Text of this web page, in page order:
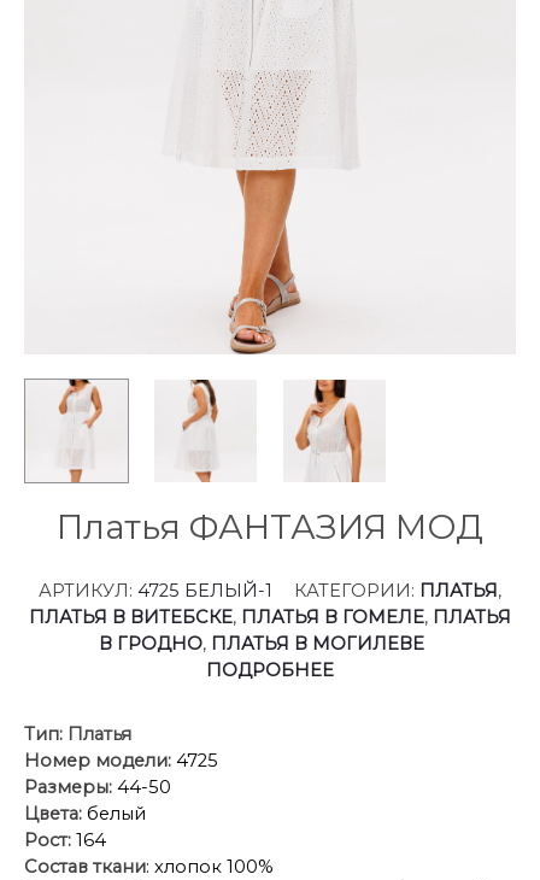
Платья ФАНТАЗИЯ МОД
АРТИКУЛ: 4725 БЕЛЫЙ-1 КАТЕГОРИИ: ПЛАТЬЯ,
ПЛАТЬЯ В ВИТЕБСКЕ, ПЛАТЬЯ В ГОМЕЛЕ, ПЛАТЬЯ
В ГРОДНО, ПЛАТЬЯ В МОГИЛЕВЕ
ПОДРОБНЕЕ
Тип: Платья
Номер модели: 4725
Размеры: 44-50
Цвета: белый
Рост: 164
Состав ткани: хлопок 100%